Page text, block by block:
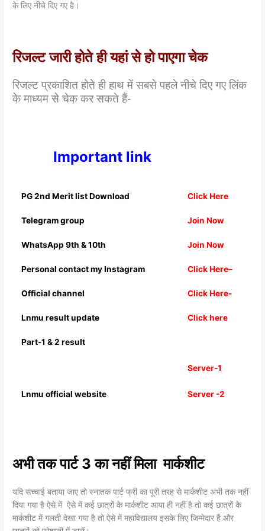
के लिए नीचे दिए गए है।
रिजल्ट जारी होते ही यहां से हो पाएगा चेक
रिजल्ट प्रकाशित होते ही हाथ में सबसे पहले नीचे दिए गए लिंक
के माध्यम से चेक कर सकते हैं-
Important link
PG 2nd Merit list Download Click Here
Telegram group Join Now
WhatsApp 9th & 10th Join Now
Personal contact my Instagram Click Here–
Official channel Click Here-
Lnmu result update Click here
Part-1 & 2 result
Lnmu official website
Server-1
Server -2
अभी तक पार्ट 3 का नहीं मिला मार्कशीट
यदि सच्चाई बताया जाए तो स्नातक पार्ट फ्री का पूरी तरह से मार्कशीट अभी तक नहीं
दिया गया है ऐसे में ऐसे में कई छात्रों के मार्कशीट आया ही नहीं है तो कई छात्रों के
मार्कशीट में गलती देखा गया है तो ऐसे में महाविद्यालय इसके लिए जिम्मेदार हैं और